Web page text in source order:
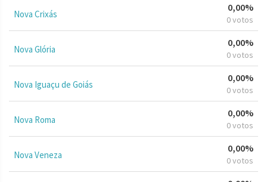
Nova Crixás
0,00%
0 votos
Nova Glória
0,00%
0 votos
Nova Iguaçu de Goiás
0,00%
0 votos
Nova Roma
0,00%
0 votos
Nova Veneza
0,00%
0 votos